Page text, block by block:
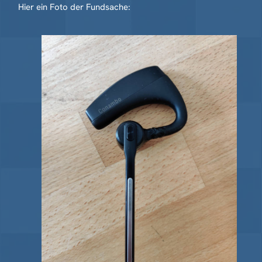
Hier ein Foto der Fundsache: